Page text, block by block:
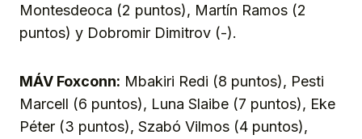
Montesdeoca (2 puntos), Martín Ramos (2
puntos) y Dobromir Dimitrov (-).
MÁV Foxconn: Mbakiri Redi (8 puntos), Pesti
Marcell (6 puntos), Luna Slaibe (7 puntos), Eke
Péter (3 puntos), Szabó Vilmos (4 puntos),